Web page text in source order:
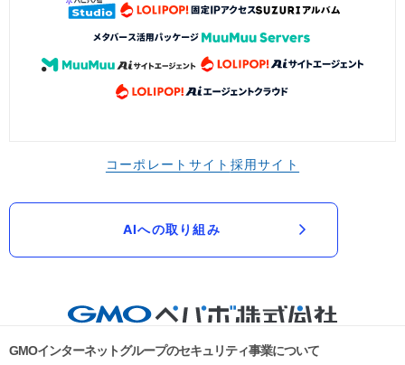
コーポレートサイト 採用サイト
AIへの取り組み
GMOインターネットグループのセキュリティ事業について